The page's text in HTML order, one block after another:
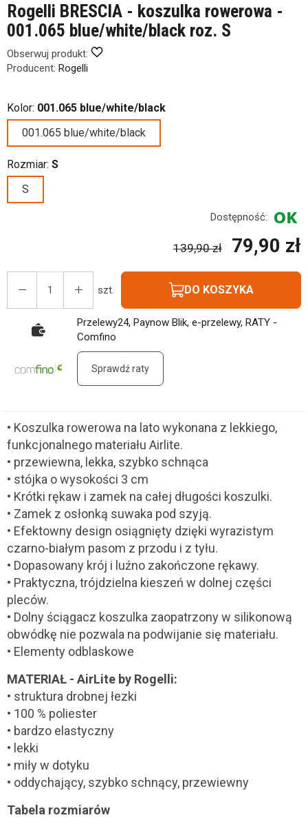
Rogelli BRESCIA - koszulka rowerowa -
001.065 blue/white/black roz. S
Obserwuj produkt:
Producent: Rogelli
Kolor: 001.065 blue/white/black
001.065 blue/white/black
Rozmiar: S
S
Dostępność:
139,90 zł 79,90 zł
szt. DO KOSZYKA
Przelewy24, Paynow Blik, e-przelewy, RATY -
Comfino
Sprawdź raty
• Koszulka rowerowa na lato wykonana z lekkiego,
funkcjonalnego materiału Airlite.
• przewiewna, lekka, szybko schnąca
• stójka o wysokości 3 cm
• Krótki rękaw i zamek na całej długości koszulki.
• Zamek z osłonką suwaka pod szyją.
• Efektowny design osiągnięty dzięki wyrazistym
czarno-białym pasom z przodu i z tyłu.
• Dopasowany krój i luźno zakończone rękawy.
• Praktyczna, trójdzielna kieszeń w dolnej części
pleców.
• Dolny ściągacz koszulka zaopatrzony w silikonową
obwódkę nie pozwala na podwijanie się materiału.
• Elementy odblaskowe
MATERIAŁ - AirLite by Rogelli:
• struktura drobnej łezki
• 100 % poliester
• bardzo elastyczny
• lekki
• miły w dotyku
• oddychający, szybko schnący, przewiewny
Tabela rozmiarów